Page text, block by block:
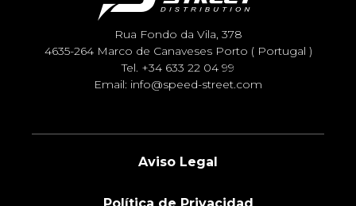
Rua Fondo da Vila, 378
4635-264 Marco de Canaveses Porto ( Portugal )
Tel. +34 633 22 04 99
Email: info@speed-street.com
Aviso Legal